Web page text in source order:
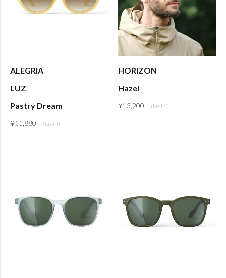
ALEGRIA
LUZ
Pastry Dream
¥11,880
HORIZON
Hazel
¥13,200